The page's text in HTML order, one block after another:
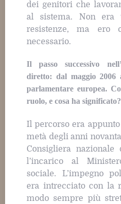
dei genitori che
al sistema. Non
resistenze, ma ero
necessario.
Il passo successivo
diretto: dal maggio 2006
parlamentare europea.
ruolo, e cosa ha significato?
Il percorso era
metà degli anni
Consigliera
l’incarico al
sociale. L’impegno
era intrecciato con la
modo sempre più